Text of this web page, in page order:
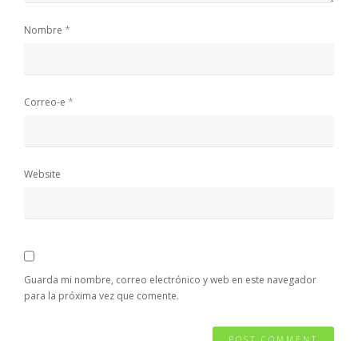
Nombre *
Correo-e *
Website
Guarda mi nombre, correo electrónico y web en este navegador
para la próxima vez que comente.